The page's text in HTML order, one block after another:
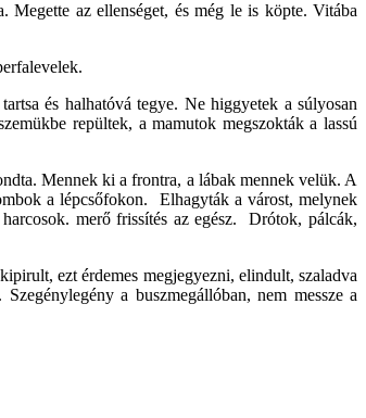
az ellenséget, és még le is köpte. Vitába
és halhatóvá tegye. Ne higgyetek a súlyosan
repültek, a mamutok megszokták a lassú
Mennek ki a frontra, a lábak mennek velük. A
a lépcsőfokon. Elhagyták a várost, melynek
merő frissítés az egész. Drótok, pálcák,
ezt érdemes megjegyezni, elindult, szaladva
a buszmegállóban, nem messze a